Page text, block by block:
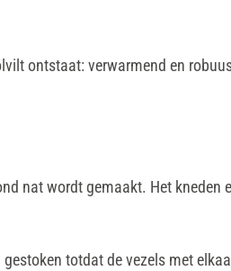
ontstaat: verwarmend en
nat wordt gemaakt. Het kneden
totdat de vezels met